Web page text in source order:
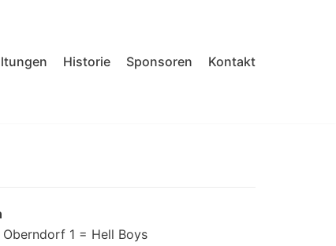
Historie Sponsoren Kontakt
1 = Hell Boys